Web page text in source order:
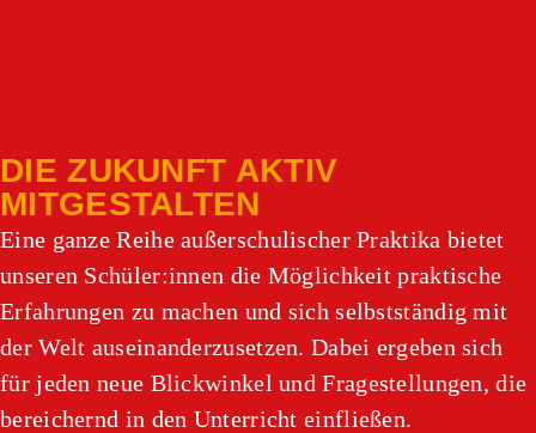
DIE ZUKUNFT AKTIV
MITGESTALTEN
Eine ganze Reihe außerschulischer Praktika bietet
unseren Schüler:innen die Möglichkeit praktische
Erfahrungen zu machen und sich selbstständig mit
der Welt auseinanderzusetzen. Dabei ergeben sich
für jeden neue Blickwinkel und Fragestellungen, die
bereichernd in den Unterricht einfließen.